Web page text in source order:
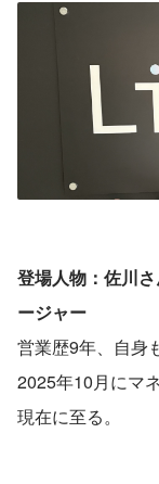
登場人物：佐川
ージャー
営業歴9年、自身
2025年10月にマ
現在に至る。